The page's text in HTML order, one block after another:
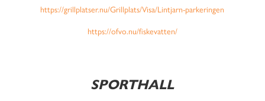
https://grillplatser.nu/Grillplats/Visa/Lintjarn-parkeringen
https://ofvo.nu/fiskevatten/
SPORTHALL